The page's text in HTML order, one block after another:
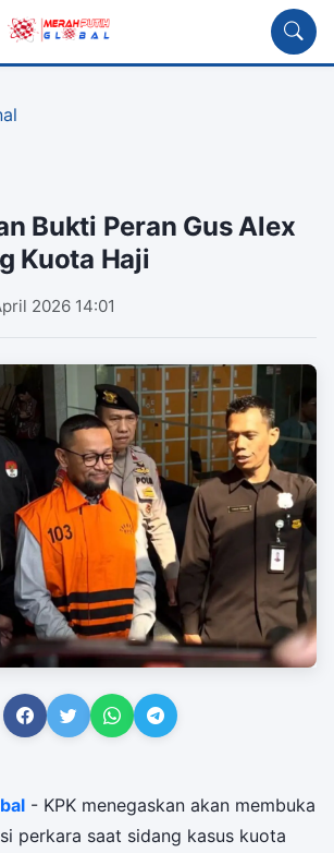
Bukti Peran Gus Alex
Kuota Haji
2026 14:01
- KPK menegaskan akan membuka
perkara saat sidang kasus kuota